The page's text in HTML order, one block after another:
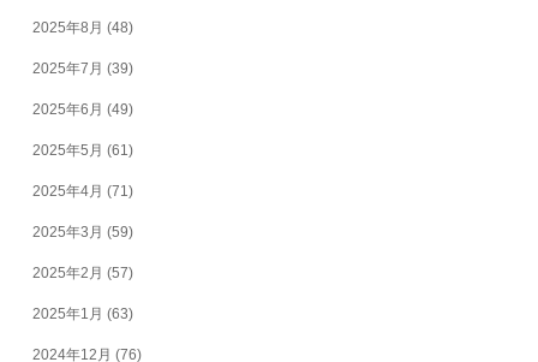
2025年8月 (48)
2025年7月 (39)
2025年6月 (49)
2025年5月 (61)
2025年4月 (71)
2025年3月 (59)
2025年2月 (57)
2025年1月 (63)
2024年12月 (76)